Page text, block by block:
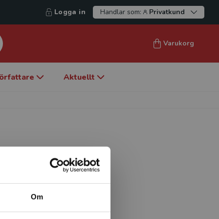
Om
Logga in Handlar som: Privatkund
Varukorg
Aktuellt
Universitessjukhuset,